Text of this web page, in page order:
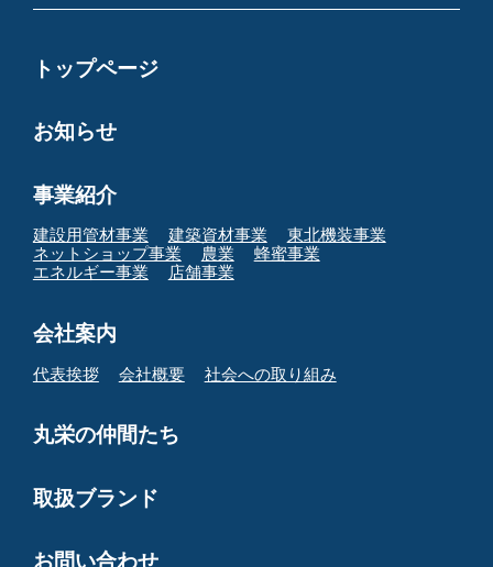
トップページ
お知らせ
事業紹介
建設用管材事業 建築資材事業
東北機装事業
ネットショップ事業
農業
蜂蜜事業
エネルギー事業
店舗事業
会社案内
代表挨拶 会社概要 社会への取り組み
丸栄の仲間たち
取扱ブランド
お問い合わせ